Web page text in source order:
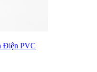
Điện PVC